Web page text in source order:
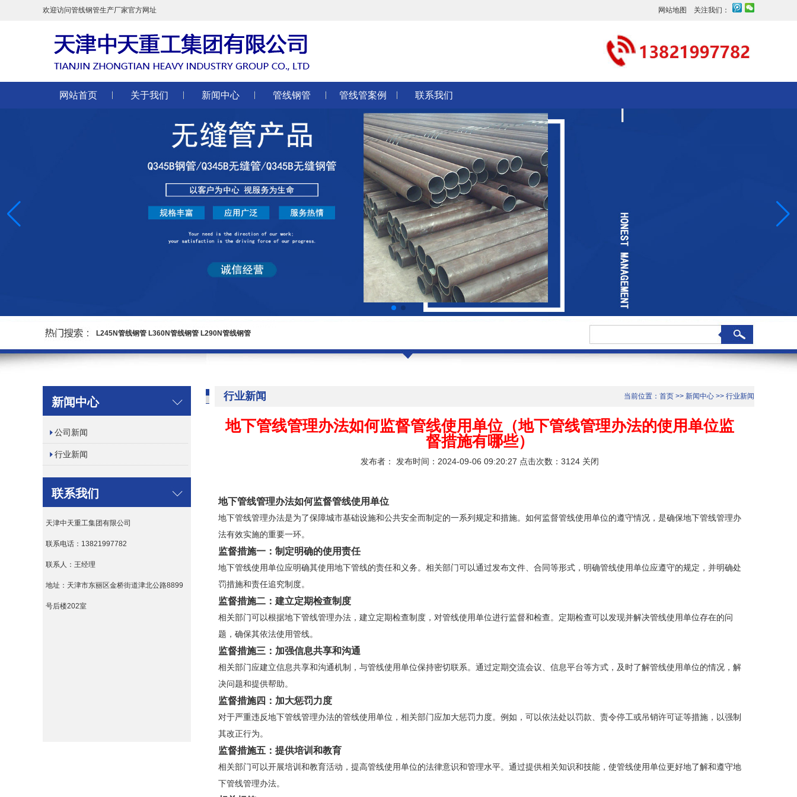
欢迎访问管线钢管生产厂家官方网址 网站地图 关注我们：
网站首页 关于我们 新闻中心 管线钢管 管线管案例 联系我们
L245N管线钢管 L360N管线钢管 L290N管线钢管
新闻中心
公司新闻
行业新闻
联系我们
天津中天重工集团有限公司
联系电话：13821997782
联系人：王经理
地址：天津市东丽区金桥街道津北公路8899
号后楼202室
当前位置： 首页 >> 新闻中心 >> 行业新闻
行业新闻
地下管线管理办法如何监督管线使用单位（地下管线管理办法的使用单位监
督措施有哪些）
发布者： 发布时间：2024-09-06 09:20:27 点击次数：3124 关闭
地下管线管理办法如何监督管线使用单位
地下管线管理办法是为了保障城市基础设施和公共安全而制定的一系列规定和措施。如何监督管线使用单位的遵守情况，是确保地下管线管理办
法有效实施的重要一环。
监督措施一：制定明确的使用责任
地下管线使用单位应明确其使用地下管线的责任和义务。相关部门可以通过发布文件、合同等形式，明确管线使用单位应遵守的规定，并明确处
罚措施和责任追究制度。
监督措施二：建立定期检查制度
相关部门可以根据地下管线管理办法，建立定期检查制度，对管线使用单位进行监督和检查。定期检查可以发现并解决管线使用单位存在的问
题，确保其依法使用管线。
监督措施三：加强信息共享和沟通
相关部门应建立信息共享和沟通机制，与管线使用单位保持密切联系。通过定期交流会议、信息平台等方式，及时了解管线使用单位的情况，解
决问题和提供帮助。
监督措施四：加大惩罚力度
对于严重违反地下管线管理办法的管线使用单位，相关部门应加大惩罚力度。例如，可以依法处以罚款、责令停工或吊销许可证等措施，以强制
其改正行为。
监督措施五：提供培训和教育
相关部门可以开展培训和教育活动，提高管线使用单位的法律意识和管理水平。通过提供相关知识和技能，使管线使用单位更好地了解和遵守地
下管线管理办法。